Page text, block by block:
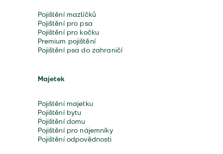
Pojištění mazlíčků
Pojištění pro psa
Pojištění pro kočku
Premium pojištění
Pojištění psa do zahraničí
Majetek
Pojištění majetku
Pojištění bytu
Pojištění domu
Pojištění pro nájemníky
Pojištění odpovědnosti